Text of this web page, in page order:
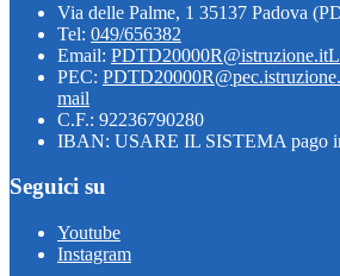
Via delle Palme, 1 35137 Padova
Tel: 049/656382
Email: PDTD20000R@istruzione.it
PEC:
mail
C.F.: 92236790280
IBAN: USARE IL SISTEMA pago
Seguici su
Youtube
Instagram